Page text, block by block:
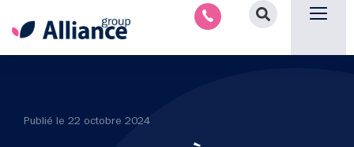
Publié le 22 octobre 2024